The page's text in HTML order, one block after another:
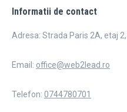
Informatii de contact
Adresa: Strada Paris 2A, etaj
Email: office@web2lead.ro
Telefon: 0744780701